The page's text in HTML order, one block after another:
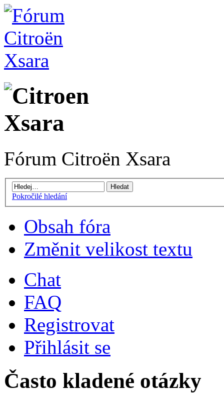
Fórum Citroën Xsara
Pokročilé hledání
Obsah fóra
Změnit velikost textu
Chat
FAQ
Registrovat
Přihlásit se
Často kladené otázky